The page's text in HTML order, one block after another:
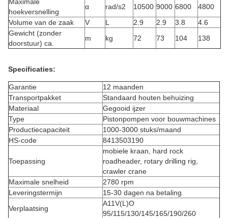
hoekversnelling
α rad/s2 10500 9000 6800
4800
Volume van de zaak
V L 2.9 2.9 3.8
4.6
Gewicht (zonder
doorstuur) ca.
m kg 72 73 104 138
Specificaties:
Garantie
12 maanden
Transportpakket
Standaard houten behuizing
Materiaal
Gegooid ijzer
Type
Pistonpompen voor bouwmachines
Productiecapaciteit
1000-3000 stuks/maand
HS-code
8413503190
Toepassing
mobiele kraan, hard rock
roadheader, rotary drilling rig,
crawler crane
Maximale snelheid
2780 rpm
Leveringstermijn
15-30 dagen na betaling
Verplaatsing
A11V(L)O
95/115/130/145/165/190/260